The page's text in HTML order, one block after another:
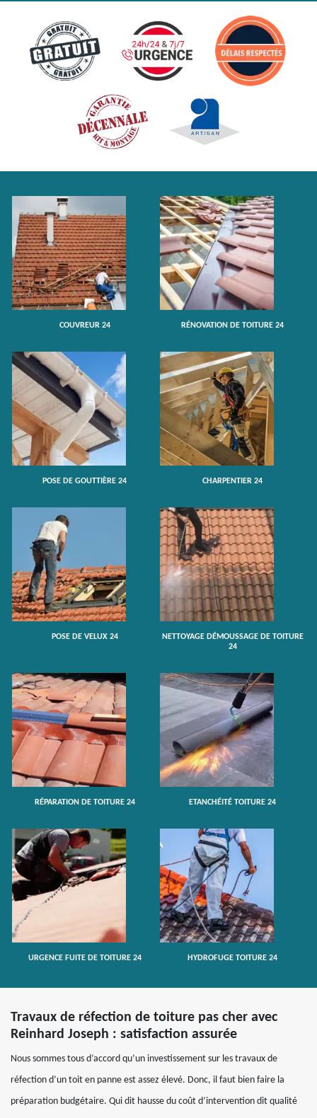
COUVREUR 24 RÉNOVATION DE TOITURE 24
POSE DE GOUTTIÈRE 24 CHARPENTIER 24
POSE DE VELUX 24
NETTOYAGE DÉMOUSSAGE DE TOITURE
24
RÉPARATION DE TOITURE 24 ETANCHÉITÉ TOITURE 24
URGENCE FUITE DE TOITURE 24 HYDROFUGE TOITURE 24
Travaux de réfection de toiture pas cher avec
Reinhard Joseph : satisfaction assurée
Nous sommes tous d’accord qu’un investissement sur les travaux de
réfection d’un toit en panne est assez élevé. Donc, il faut bien faire la
préparation budgétaire. Qui dit hausse du coût d’intervention dit qualité